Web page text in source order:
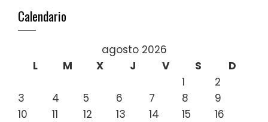
Calendario
agosto 2026
L
M X J V S
D
1
2
3
4 5 6 7 8
9
10
11 12 13 14 15
16